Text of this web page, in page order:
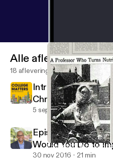
Episode 16: A Higher-
ReLearning Podcast
Alle afleveringen
18 afleveringen
Introducing
Chronicle
5 sep 2024 1 min
Episode 17: If You
Would You Do to
30 nov 2016 21 min